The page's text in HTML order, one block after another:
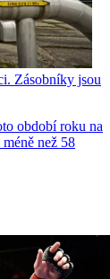
Zásobníky jsou
období roku na
než 58